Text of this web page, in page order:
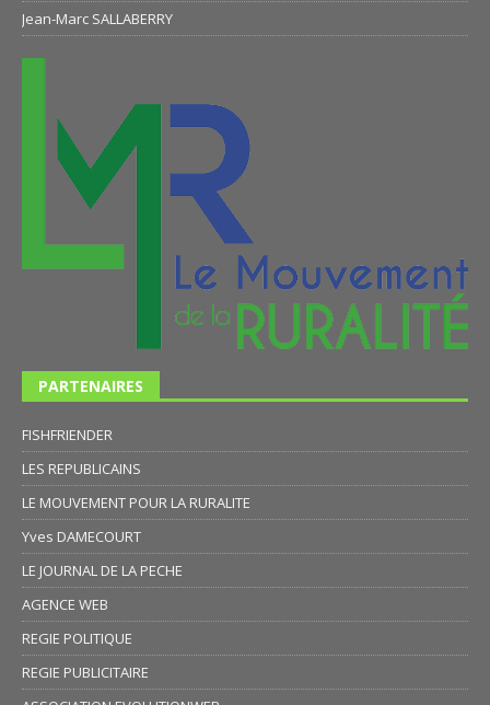
Jean-Marc SALLABERRY
PARTENAIRES
FISHFRIENDER
LES REPUBLICAINS
LE MOUVEMENT POUR LA RURALITE
Yves DAMECOURT
LE JOURNAL DE LA PECHE
AGENCE WEB
REGIE POLITIQUE
REGIE PUBLICITAIRE